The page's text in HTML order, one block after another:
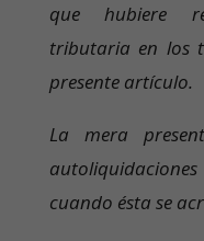
que hubiere
tributaria en los
presente artículo.
La mera
cuando ésta se